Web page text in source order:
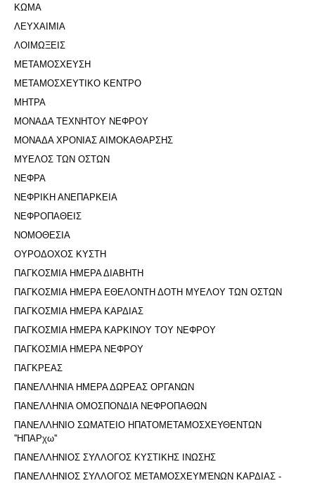
ΚΩΜΑ
ΛΕΥΧΑΙΜΙΑ
ΛΟΙΜΩΞΕΙΣ
ΜΕΤΑΜΟΣΧΕΥΣΗ
ΜΕΤΑΜΟΣΧΕΥΤΙΚΟ ΚΕΝΤΡΟ
ΜΗΤΡΑ
ΜΟΝΑΔΑ ΤΕΧΝΗΤΟΥ ΝΕΦΡΟΥ
ΜΟΝΑΔΑ ΧΡΟΝΙΑΣ ΑΙΜΟΚΑΘΑΡΣΗΣ
ΜΥΕΛΟΣ ΤΩΝ ΟΣΤΩΝ
ΝΕΦΡΑ
ΝΕΦΡΙΚΗ ΑΝΕΠΑΡΚΕΙΑ
ΝΕΦΡΟΠΑΘΕΙΣ
ΝΟΜΟΘΕΣΙΑ
ΟΥΡΟΔΟΧΟΣ ΚΥΣΤΗ
ΠΑΓΚΟΣΜΙΑ ΗΜΕΡΑ ΔΙΑΒΗΤΗ
ΠΑΓΚΟΣΜΙΑ ΗΜΕΡΑ ΕΘΕΛΟΝΤΗ ΔΟΤΗ ΜΥΕΛΟΥ ΤΩΝ ΟΣΤΩΝ
ΠΑΓΚΟΣΜΙΑ ΗΜΕΡΑ ΚΑΡΔΙΑΣ
ΠΑΓΚΟΣΜΙΑ ΗΜΕΡΑ ΚΑΡΚΙΝΟΥ ΤΟΥ ΝΕΦΡΟΥ
ΠΑΓΚΟΣΜΙΑ ΗΜΕΡΑ ΝΕΦΡΟΥ
ΠΑΓΚΡΕΑΣ
ΠΑΝΕΛΛΗΝΙΑ ΗΜΕΡΑ ΔΩΡΕΑΣ ΟΡΓΑΝΩΝ
ΠΑΝΕΛΛΗΝΙΑ ΟΜΟΣΠΟΝΔΙΑ ΝΕΦΡΟΠΑΘΩΝ
ΠΑΝΕΛΛΗΝΙΟ ΣΩΜΑΤΕΙΟ ΗΠΑΤΟΜΕΤΑΜΟΣΧΕΥΘΕΝΤΩΝ
''ΗΠΑΡχω''
ΠΑΝΕΛΛΗΝΙΟΣ ΣΥΛΛΟΓΟΣ ΚΥΣΤΙΚΗΣ ΙΝΩΣΗΣ
ΠΑΝΕΛΛΗΝΙΟΣ ΣΥΛΛΟΓΟΣ ΜΕΤΑΜΟΣΧΕΥΜΈΝΩΝ ΚΑΡΔΙΑΣ -